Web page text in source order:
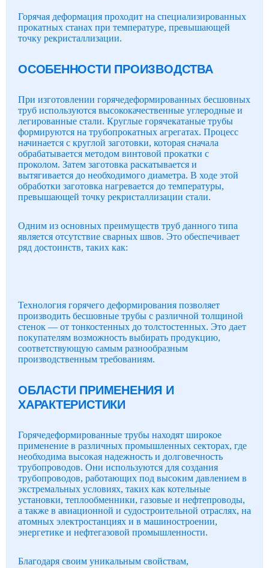
Горячая деформация проходит на специализированных
прокатных станах при температуре, превышающей
точку рекристаллизации.
ОСОБЕННОСТИ ПРОИЗВОДСТВА
При изготовлении горячедеформированных бесшовных
труб используются высококачественные углеродные и
легированные стали. Круглые горячекатаные трубы
формируются на трубопрокатных агрегатах. Процесс
начинается с круглой заготовки, которая сначала
обрабатывается методом винтовой прокатки с
проколом. Затем заготовка раскатывается и
вытягивается до необходимого диаметра. В ходе этой
обработки заготовка нагревается до температуры,
превышающей точку рекристаллизации стали.
Одним из основных преимуществ труб данного типа
является отсутствие сварных швов. Это обеспечивает
ряд достоинств, таких как:
Технология горячего деформирования позволяет
производить бесшовные трубы с различной толщиной
стенок — от тонкостенных до толстостенных. Это дает
покупателям возможность выбирать продукцию,
соответствующую самым разнообразным
производственным требованиям.
ОБЛАСТИ ПРИМЕНЕНИЯ И
ХАРАКТЕРИСТИКИ
Горячедеформированные трубы находят широкое
применение в различных промышленных секторах, где
необходима высокая надежность и долговечность
трубопроводов. Они используются для создания
трубопроводов, работающих под высоким давлением в
экстремальных условиях, таких как котельные
установки, теплообменники, газовые и нефтепроводы,
а также в авиационной и судостроительной отраслях, на
атомных электростанциях и в машиностроении,
энергетике и нефтегазовой промышленности.
Благодаря своим уникальным свойствам,